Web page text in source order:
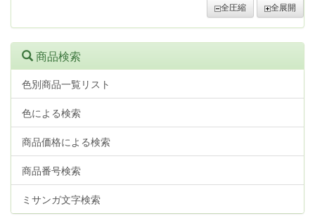
全圧縮 全展開
商品検索
色別商品一覧リスト
色による検索
商品価格による検索
商品番号検索
ミサンガ文字検索